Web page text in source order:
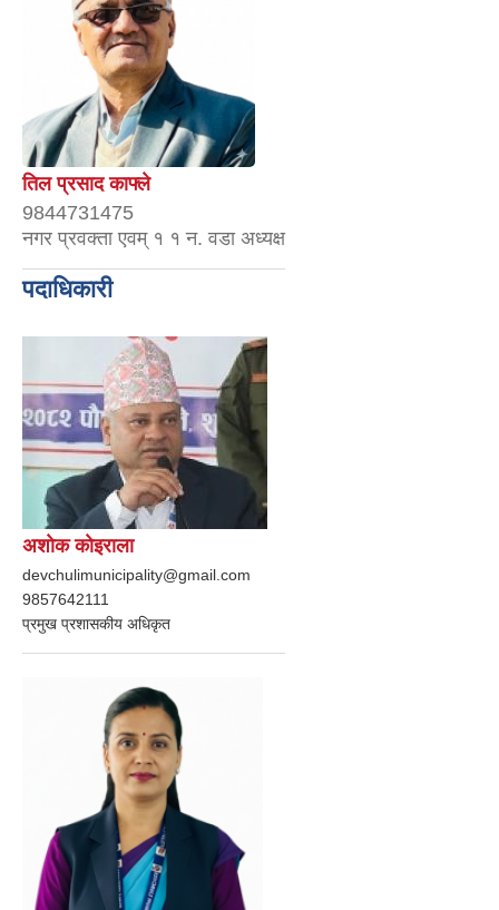
तिल प्रसाद काफ्ले
9844731475
नगर प्रवक्ता एवम् १ १ न. वडा अध्यक्ष
पदाधिकारी
अशाेक काेइराला
devchulimunicipality@gmail.com
9857642111
प्रमुख प्रशासकीय अधिकृत